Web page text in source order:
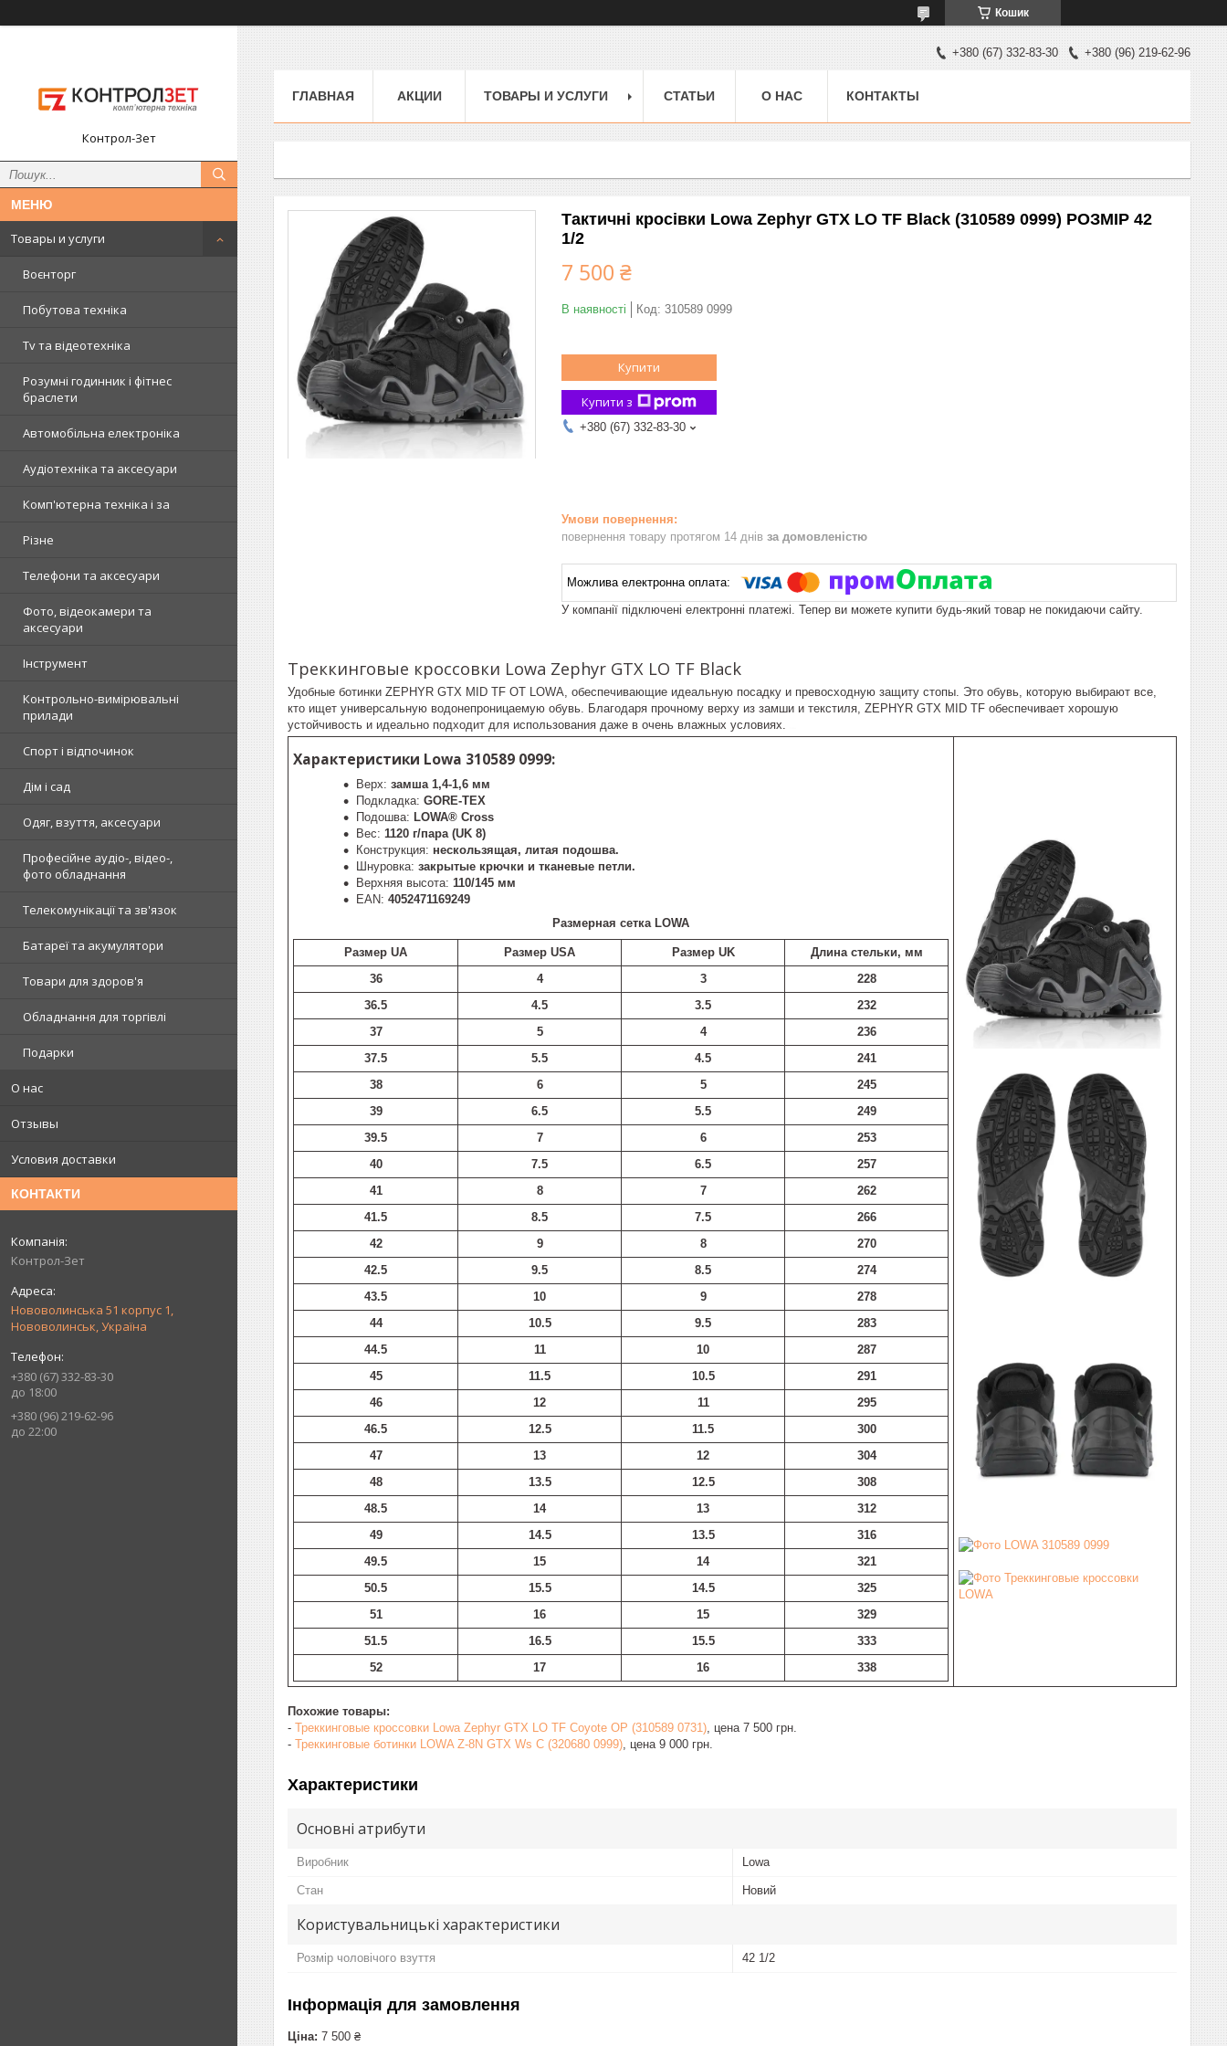
Кошик
Контрол-Зет
Товары и услуги
Воєнторг
Побутова техніка
Tv та відеотехніка
Розумні годинник і фітнес
браслети
Автомобільна електроніка
Аудіотехніка та аксесуари
Комп'ютерна техніка і за
Різне
Телефони та аксесуари
Фото, відеокамери та
аксесуари
Інструмент
Контрольно-вимірювальні
прилади
Спорт і відпочинок
Дім і сад
Одяг, взуття, аксесуари
Професійне аудіо-, відео-,
фото обладнання
Телекомунікації та зв'язок
Батареї та акумулятори
Товари для здоров'я
Обладнання для торгівлі
Подарки
О нас
Отзывы
Условия доставки
КОНТАКТИ
Контрол-Зет
Нововолинська 51 корпус 1,
Нововолинськ, Україна
+380 (67) 332-83-30
до 18:00
+380 (96) 219-62-96
до 22:00
+380 (67) 332-83-30 +380 (96) 219-62-96
ГЛАВНАЯ АКЦИИ ТОВАРЫ И УСЛУГИ СТАТЬИ О НАС КОНТАКТЫ
Тактичні кросівки Lowa Zephyr GTX LO TF Black (310589 0999) РОЗМІР 42
1/2
7 500 ₴
В наявності Код: 310589 0999
Купити
Купити з
+380 (67) 332-83-30
повернення товару протягом 14 днів за домовленістю
У компанії підключені електронні платежі. Тепер ви можете купити будь-який товар не покидаючи сайту.
Треккинговые кроссовки Lowa Zephyr GTX LO TF Black
Удобные ботинки ZEPHYR GTX MID TF ОТ LOWA, обеспечивающие идеальную посадку и превосходную защиту стопы. Это обувь, которую выбирают все,
кто ищет универсальную водонепроницаемую обувь. Благодаря прочному верху из замши и текстиля, ZEPHYR GTX MID TF обеспечивает хорошую
устойчивость и идеально подходит для использования даже в очень влажных условиях.
Характеристики Lowa 310589 0999:
Верх: замша 1,4-1,6 мм
Подкладка: GORE-TEX
Подошва: LOWA® Cross
Вес: 1120 г/пара (UK 8)
Конструкция: нескользящая, литая подошва.
Шнуровка: закрытые крючки и тканевые петли.
Верхняя высота: 110/145 мм
EAN: 4052471169249
Размерная сетка LOWA
Размер UA Размер USA Размер UK
Длина стельки, мм
36
4 3
228
36.5
4.5 3.5
232
37
5 4
236
37.5
5.5 4.5
241
38
6 5
245
39
6.5 5.5
249
39.5
7 6
253
40
7.5 6.5
257
41
8 7
262
41.5
8.5 7.5
266
42
9 8
270
42.5
9.5 8.5
274
43.5
10 9
278
44
10.5 9.5
283
44.5
11 10
287
45
11.5 10.5
291
46
12 11
295
46.5
12.5 11.5
300
47
13 12
304
48
13.5 12.5
308
48.5
14 13
312
49
14.5 13.5
316
49.5
15 14
321
50.5
15.5 14.5
325
51
16 15
329
51.5
16.5 15.5
333
52
17 16 338
Похожие товары:
- Треккинговые кроссовки Lowa Zephyr GTX LO TF Coyote OP (310589 0731), цена 7 500 грн.
- Треккинговые ботинки LOWA Z-8N GTX Ws C (320680 0999), цена 9 000 грн.
Характеристики
Основні атрибути
Виробник Lowa
Стан Новий
Користувальницькі характеристики
Розмір чоловічого взуття 42 1/2
Інформація для замовлення
Ціна: 7 500 ₴